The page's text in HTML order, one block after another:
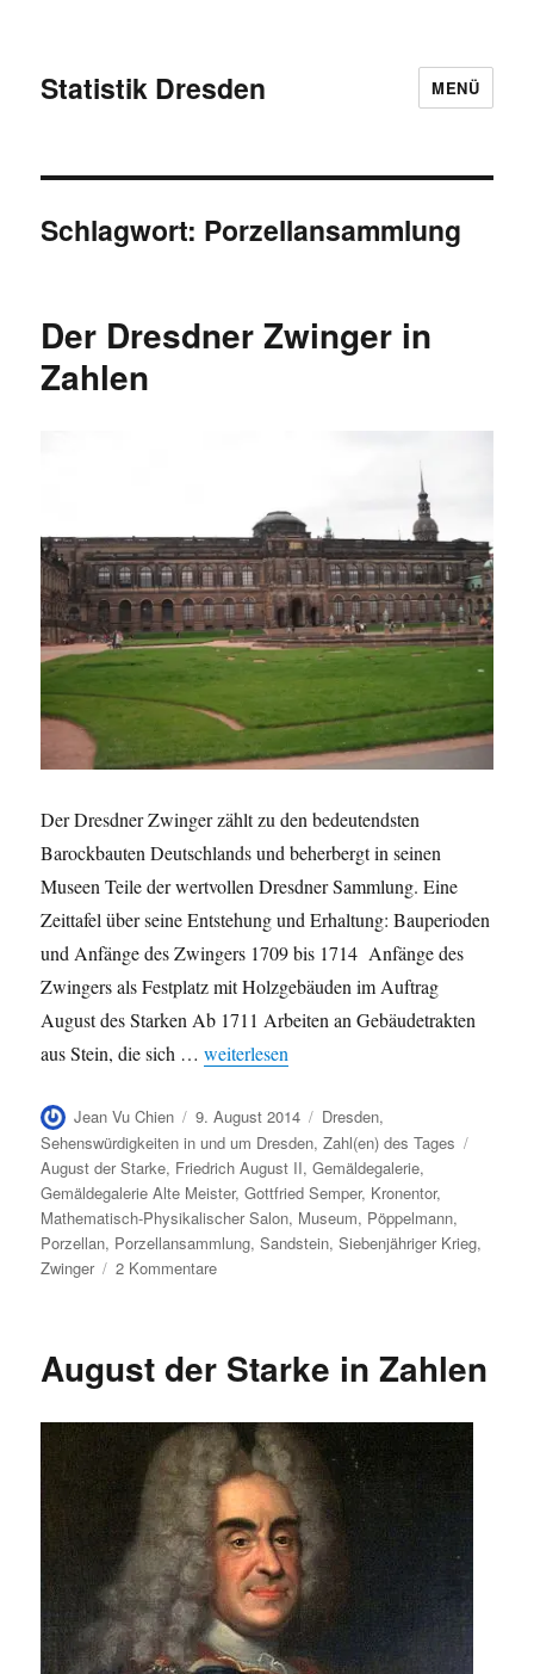
Statistik Dresden MENÜ
Schlagwort: Porzellansammlung
Der Dresdner Zwinger in
Zahlen
Der Dresdner Zwinger zählt zu den bedeutendsten
Barockbauten Deutschlands und beherbergt in seinen
Museen Teile der wertvollen Dresdner Sammlung. Eine
Zeittafel über seine Entstehung und Erhaltung: Bauperioden
und Anfänge des Zwingers 1709 bis 1714 Anfänge des
Zwingers als Festplatz mit Holzgebäuden im Auftrag
August des Starken Ab 1711 Arbeiten an Gebäudetrakten
aus Stein, die sich …„Der Dresdner Zwinger in Zahlen“
weiterlesen
Autor
Jean Vu Chien
Veröffentlicht
am
9. August 2014 Kategorien
Dresden,
Sehenswürdigkeiten in und um Dresden,Zahl(en) des Tages
August der Starke, Friedrich August II,Gemäldegalerie,
Gemäldegalerie Alte Meister,Gottfried Semper, Kronentor,
Mathematisch-Physikalischer Salon, Museum, Pöppelmann,
Porzellan, Porzellansammlung,Sandstein,Siebenjähriger Krieg,
Zwinger
2 Kommentarezu
in
August der Starke in Zahlen